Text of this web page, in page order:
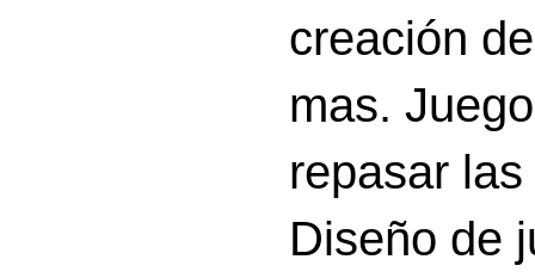
creación
mas.
repasar
Diseño de